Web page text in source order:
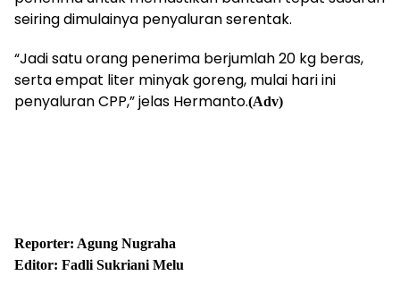
seiring dimulainya penyaluran serentak.
“Jadi satu orang penerima berjumlah 20 kg beras,
serta empat liter minyak goreng, mulai hari ini
penyaluran CPP,” jelas Hermanto.(Adv)
Reporter: Agung Nugraha
Editor: Fadli Sukriani Melu